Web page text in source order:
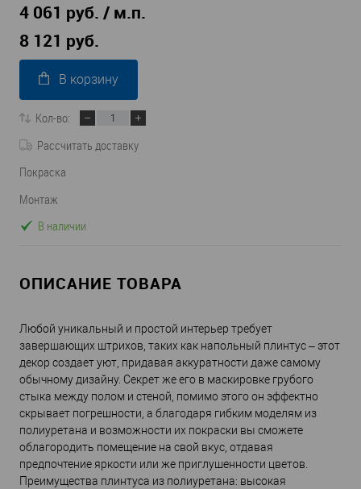
4 061 руб. / м.п.
8 121 руб.
В корзину
Кол-во:
Рассчитать доставку
Покраска
Монтаж
В наличии
ОПИСАНИЕ ТОВАРА
Любой уникальный и простой интерьер требует
завершающих штрихов, таких как напольный плинтус – этот
декор создает уют, придавая аккуратности даже самому
обычному дизайну. Секрет же его в маскировке грубого
стыка между полом и стеной, помимо этого он эффектно
скрывает погрешности, а благодаря гибким моделям из
полиуретана и возможности их покраски вы сможете
облагородить помещение на свой вкус, отдавая
предпочтение яркости или же приглушенности цветов.
Преимущества плинтуса из полиуретана: высокая